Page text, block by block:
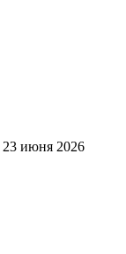
23 июня 2026